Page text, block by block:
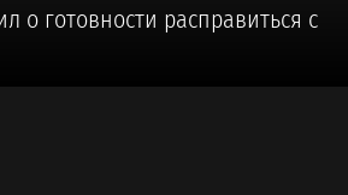
о готовности расправиться с